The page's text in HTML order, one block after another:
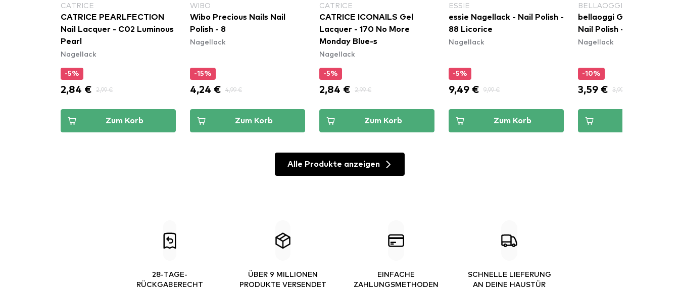
CATRICE
CATRICE PEARLFECTION
Nail Lacquer - C02 Luminous
Pearl
Nagellack
-5%
2,84 € 2,99 €
Zum Korb
WIBO
Wibo Precious Nails Nail
Polish - 8
Nagellack
-15%
4,24 € 4,99 €
Zum Korb
CATRICE
CATRICE ICONAILS Gel
Lacquer - 170 No More
Monday Blue-s
Nagellack
-5%
2,84 € 2,99 €
Zum Korb
ESSIE
essie Nagellack - Nail Polish -
88 Licorice
Nagellack
-5%
9,49 € 9,99 €
Zum Korb
BELLAOGGI
bellaoggi Gel Effect
Nail Polish - Innocent
Nagellack
-10%
3,59 € 3,99 €
Alle Produkte anzeigen
28-TAGE-
RÜCKGABERECHT
ÜBER 9 MILLIONEN
PRODUKTE VERSENDET
EINFACHE
ZAHLUNGSMETHODEN
SCHNELLE LIEFERUNG
AN DEINE HAUSTÜR